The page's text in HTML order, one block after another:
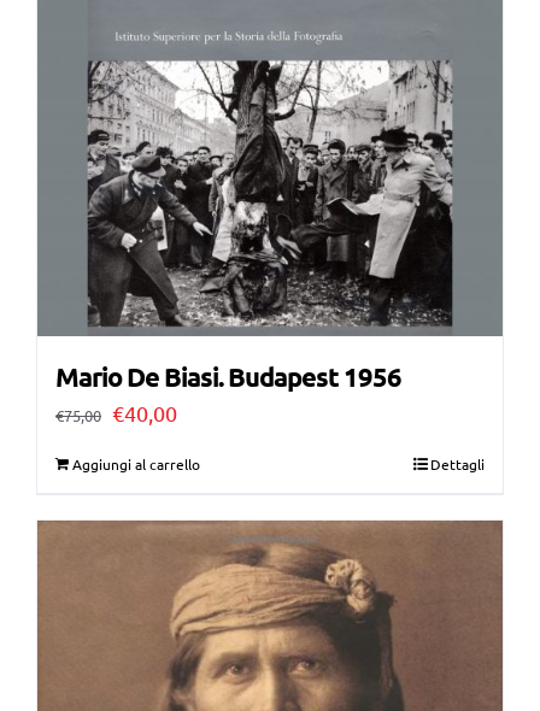
Mario De Biasi. Budapest 1956
€75,00 Il
era:
€40,00Il
è:
€40,00.
Aggiungi al carrello Dettagli